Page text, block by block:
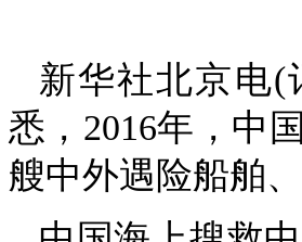
新华社北京电(
悉，2016年，中
艘中外遇险船舶